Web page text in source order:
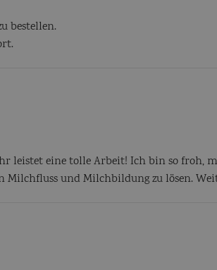
bestellen.
leistet eine tolle Arbeit! Ich bin so froh,
und Milchbildung zu lösen.